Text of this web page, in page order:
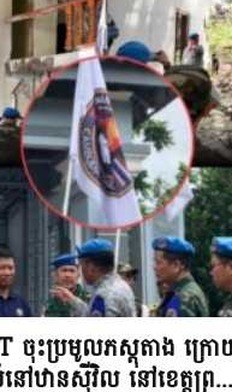
ចុះប្រមូលភស្តុតាង ក្រ
ៅឋានស៊ីវិល នៅខេត្តព្រ...